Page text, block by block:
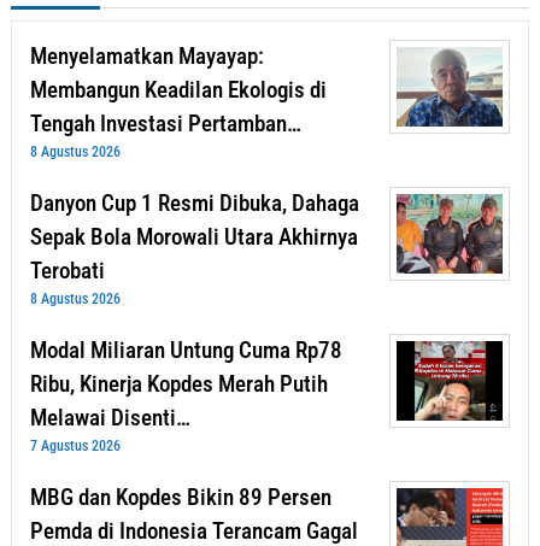
Menyelamatkan Mayayap:
Membangun Keadilan Ekologis di
Tengah Investasi Pertamban…
8 Agustus 2026
Danyon Cup 1 Resmi Dibuka, Dahaga
Sepak Bola Morowali Utara Akhirnya
Terobati
8 Agustus 2026
Modal Miliaran Untung Cuma Rp78
Ribu, Kinerja Kopdes Merah Putih
Melawai Disenti…
7 Agustus 2026
MBG dan Kopdes Bikin 89 Persen
Pemda di Indonesia Terancam Gagal